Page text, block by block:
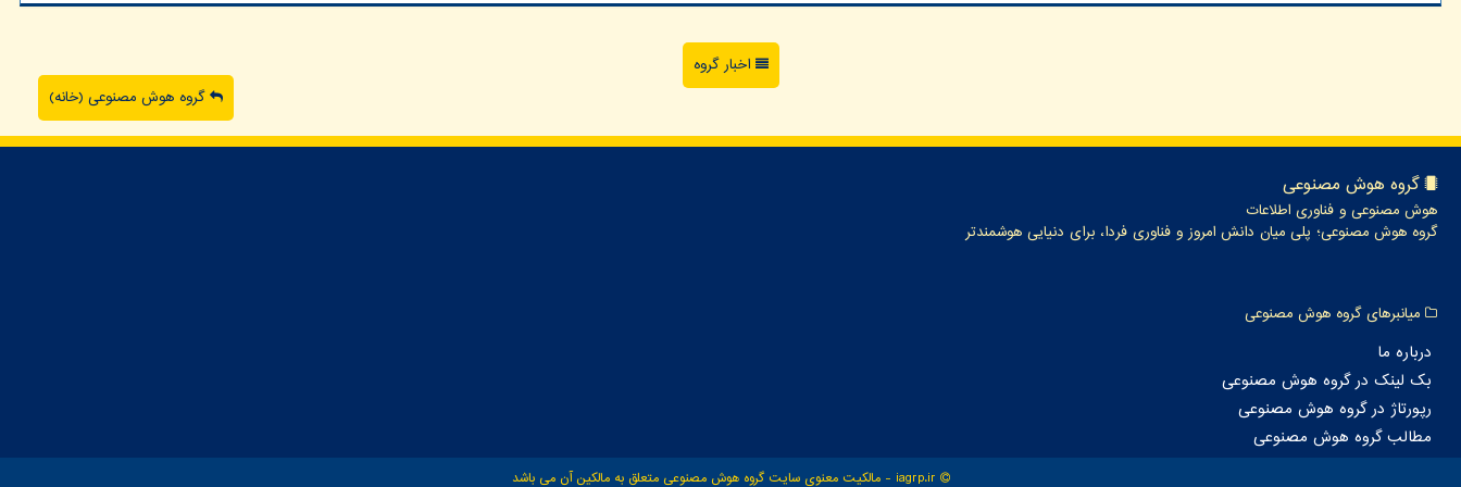
اخبار گروه
گروه هوش مصنوعی (خانه)
گروه هوش مصنوعی
هوش مصنوعی و فناوری اطلاعات
گروه هوش مصنوعی؛ پلی میان دانش امروز و فناوری فردا، برای دنیایی هوشمندتر
میانبرهای گروه هوش مصنوعی
درباره ما
بک لینک در گروه هوش مصنوعی
رپورتاژ در گروه هوش مصنوعی
مطالب گروه هوش مصنوعی